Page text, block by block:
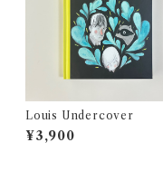
Louis Undercover
¥3,900